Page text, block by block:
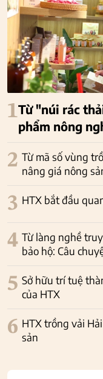
1Từ "núi rác
phẩm nông
2 Từ mã số vùng
nâng giá nông
3 HTX bắt đầu
4 Từ làng nghề
bảo hộ: Câu
5 Sở hữu trí tuệ
của HTX
6 HTX trồng vải
sản